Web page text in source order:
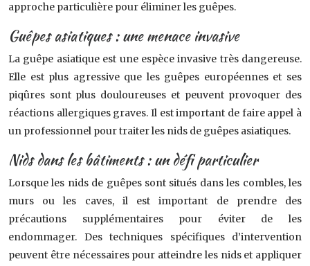
approche particulière pour éliminer les guêpes.
Guêpes asiatiques : une menace invasive
La guêpe asiatique est une espèce invasive très dangereuse.
Elle est plus agressive que les guêpes européennes et ses
piqûres sont plus douloureuses et peuvent provoquer des
réactions allergiques graves. Il est important de faire appel à
un professionnel pour traiter les nids de guêpes asiatiques.
Nids dans les bâtiments : un défi particulier
Lorsque les nids de guêpes sont situés dans les combles, les
murs ou les caves, il est important de prendre des
précautions supplémentaires pour éviter de les
endommager. Des techniques spécifiques d’intervention
peuvent être nécessaires pour atteindre les nids et appliquer